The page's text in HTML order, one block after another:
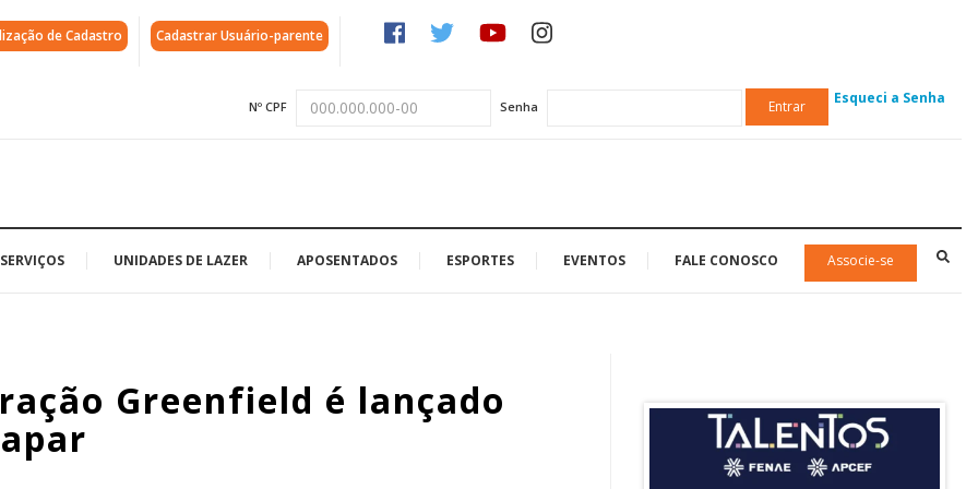
de Cadastro Cadastrar Usuário-parente
Nº CPF Senha Entrar Esqueci a Senha
SERVIÇOS UNIDADES DE LAZER APOSENTADOS ESPORTES EVENTOS FALE CONOSCO Associe-se
Greenfield é lançado